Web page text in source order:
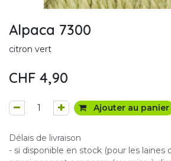
Alpaca 7300
citron vert
CHF 4,90
Ajouter au panier
Délais de livraison
- si disponible en stock (pour les laines